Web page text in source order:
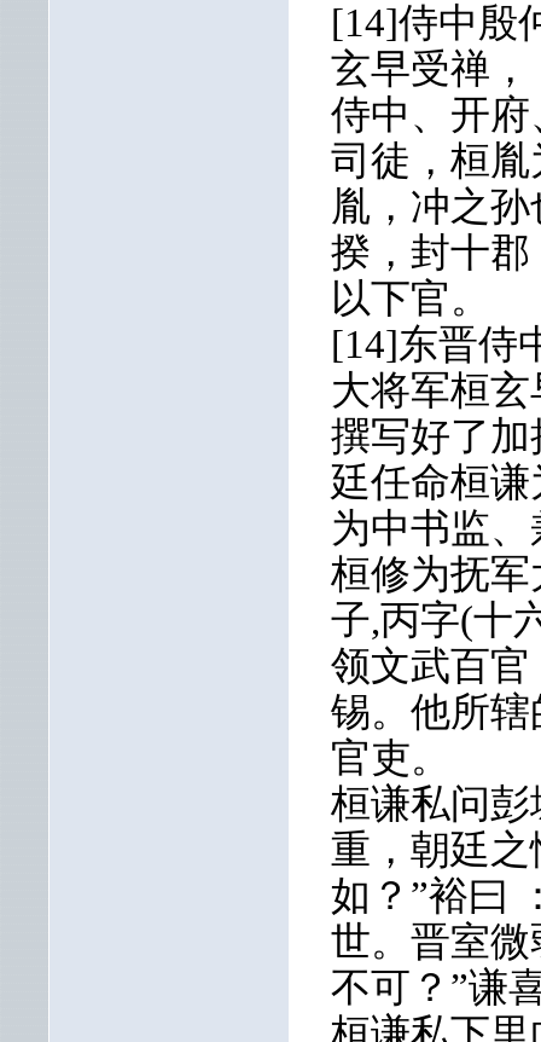
[14]侍中殷
玄早受禅
侍中、开
司徒，桓
胤，冲之
揆，封十
以下官。
[14]东晋侍
大将军桓
撰写好了
廷任命桓
为中书监
桓修为抚
子,丙字(十
领文武百
锡。他所
官吏。
桓谦私问
重，朝廷
如？”裕曰
世。晋室
不可？”谦